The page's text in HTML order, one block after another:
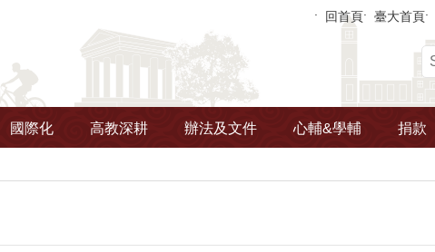
回首頁 臺大首頁
國際化 高教深耕 辦法及文件 心輔&學輔 捐款